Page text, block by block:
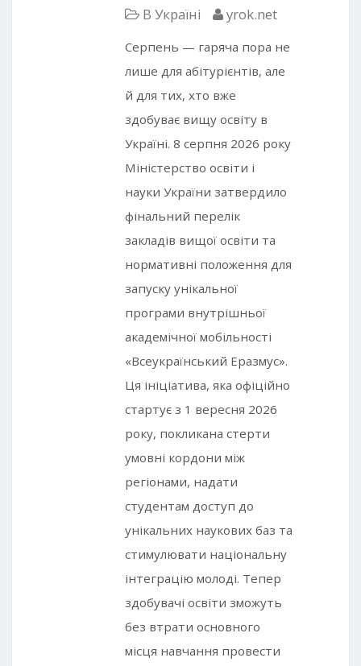
В Україні yrok.net
Серпень — гаряча пора не
лише для абітурієнтів, але
й для тих, хто вже
здобуває вищу освіту в
Україні. 8 серпня 2026 року
Міністерство освіти і
науки України затвердило
фінальний перелік
закладів вищої освіти та
нормативні положення для
запуску унікальної
програми внутрішньої
академічної мобільності
«Всеукраїнський Еразмус».
Ця ініціатива, яка офіційно
стартує з 1 вересня 2026
року, покликана стерти
умовні кордони між
регіонами, надати
студентам доступ до
унікальних наукових баз та
стимулювати національну
інтеграцію молоді. Тепер
здобувачі освіти зможуть
без втрати основного
місця навчання провести